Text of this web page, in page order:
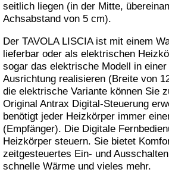
seitlich liegen (in der Mitte,
Achsabstand von 5 cm).
Der TAVOLA LISCIA ist mit einem
lieferbar oder als elektrischen
sogar das elektrische Modell in
Ausrichtung realisieren (Breite von
die elektrische Variante können Sie
Original Antrax Digital-Steuerung
benötigt jeder Heizkörper immer
(Empfänger). Die Digitale
Heizkörper steuern. Sie bietet
zeitgesteuertes Ein- und
schnelle Wärme und vieles mehr.